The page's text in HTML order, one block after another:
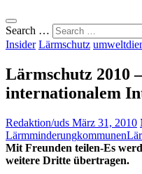
Search …
Insider Lärmschutz
Lärmschutz 2010
internationalem
Redaktion/uds März 31, 2010
Lärmminderungkommunen
Mit Freunden teilen-Es
weitere Dritte übertragen.